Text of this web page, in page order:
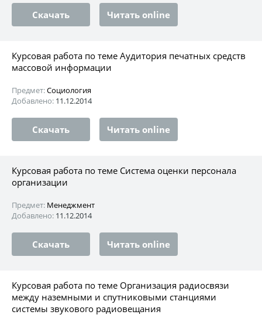
Скачать Читать online
Курсовая работа по теме Аудитория печатных средств
массовой информации
Предмет:Социология
Добавлено: 11.12.2014
Скачать Читать online
Курсовая работа по теме Система оценки персонала
организации
Предмет: Менеджмент
Добавлено: 11.12.2014
Скачать Читать online
Курсовая работа по теме Организация радиосвязи
между наземными и спутниковыми станциями
системы звукового радиовещания